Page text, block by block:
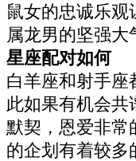
鼠女的忠诚乐观
属龙男的坚强大
星座配对如何
白羊座和射手座
此如果有机会共
默契，恩爱非常
的企划有着较多